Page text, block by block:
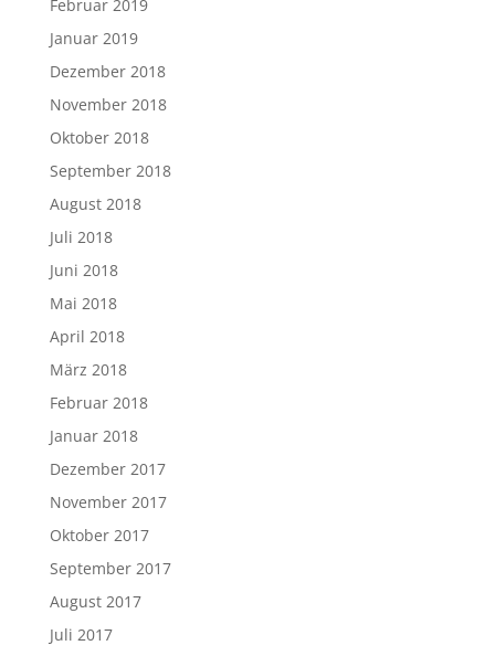
Februar 2019
Januar 2019
Dezember 2018
November 2018
Oktober 2018
September 2018
August 2018
Juli 2018
Juni 2018
Mai 2018
April 2018
März 2018
Februar 2018
Januar 2018
Dezember 2017
November 2017
Oktober 2017
September 2017
August 2017
Juli 2017